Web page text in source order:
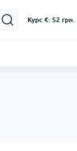
Курс €: 52 грн.